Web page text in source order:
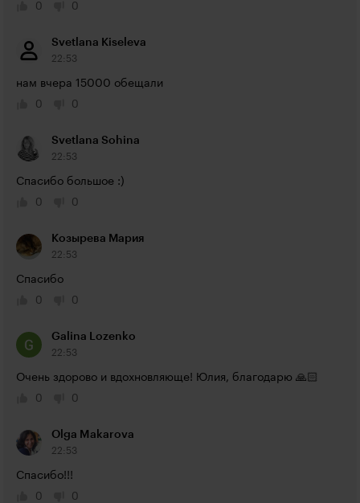
0
0
Svetlana Kiseleva
22:53
нам вчера 15000 обещали
0
0
Svetlana Sohina
22:53
Спасибо большое :)
0
0
Козырева Мария
22:53
Спасибо
0
0
Galina Lozenko
22:53
Очень здорово и вдохновляюще! Юлия, благодарю 🙏🏻
0
0
Olga Makarova
22:53
Спасибо!!!
0
0